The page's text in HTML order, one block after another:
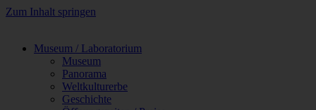
Zum Inhalt springen
Museum / Laboratorium
Museum
Panorama
Weltkulturerbe
Geschichte